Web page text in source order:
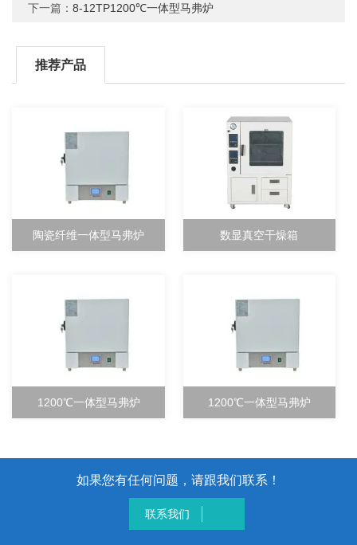
下一篇：8-12TP1200℃一体型马弗炉
推荐产品
陶瓷纤维一体型马弗炉 数显真空干燥箱
1200℃一体型马弗炉 1200℃一体型马弗炉
如果您有任何问题，请跟我们联系！
联系我们